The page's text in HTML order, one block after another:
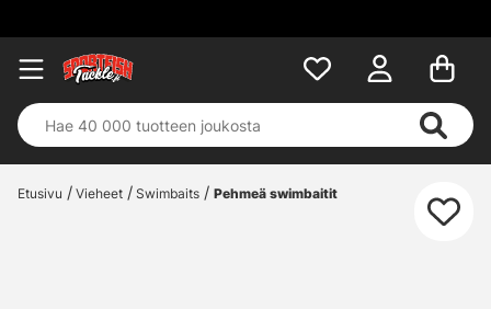
Etusivu Vieheet Swimbaits Pehmeä swimbaitit